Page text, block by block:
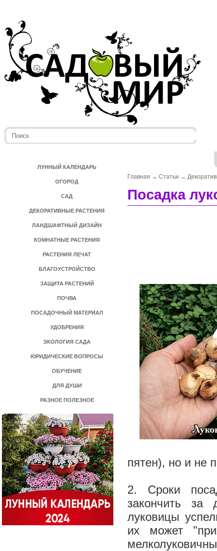
ЛУННЫЙ КАЛЕНДАРЬ
ОГОРОД
САД
ДЕКОРАТИВНЫЕ РАСТЕНИЯ
ЛАНДШАФТНЫЙ ДИЗАЙН
КОМНАТНЫЕ РАСТЕНИЯ
РАСТЕНИЯ ЛЕЧАТ
БЛАГОУСТРОЙСТВО
ЗАЩИТА РАСТЕНИЙ
ПОЧВА
ПОСАДОЧНЫЙ МАТЕРИАЛ
УДОБРЕНИЯ
ЭКОЛОГИЯ САДА
ЮРИДИЧЕСКИЕ ВОПРОСЫ
ОБУЧЕНИЕ
ДЛЯ ДУШИ
РАЗНОЕ ПОЛЕЗНОЕ
Главная → Статьи →
Посадка
пятен), но и не
2. Сроки
закончить за
луковицы
их может